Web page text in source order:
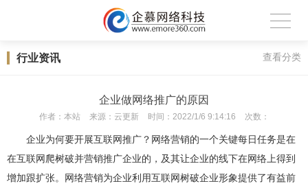
行业资讯 查看分类
企业做网络推广的原因
作者： 本站 来源： 云更新 时间： 2022/1/6 9:14:16 次数：
企业为何要开展互联网推广？网络营销的一个关键每日任务是在
在互联网爬树破并营销推广企业的，及其让企业的线下在网络上得到
增加跟扩张。网络营销为企业利用互联网树破企业形象提供了有益前